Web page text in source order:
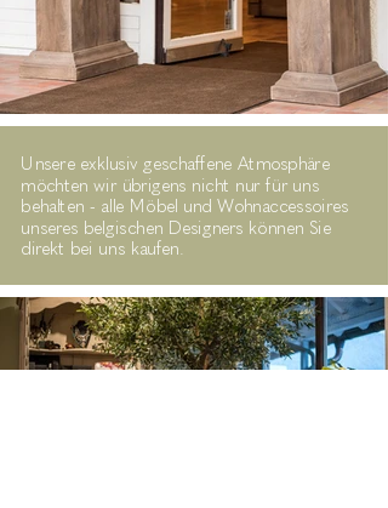
Unsere exklusiv geschaffene Atmosphäre
möchten wir übrigens nicht nur für uns
behalten - alle Möbel und Wohnaccessoires
unseres belgischen Designers können Sie
direkt bei uns kaufen.